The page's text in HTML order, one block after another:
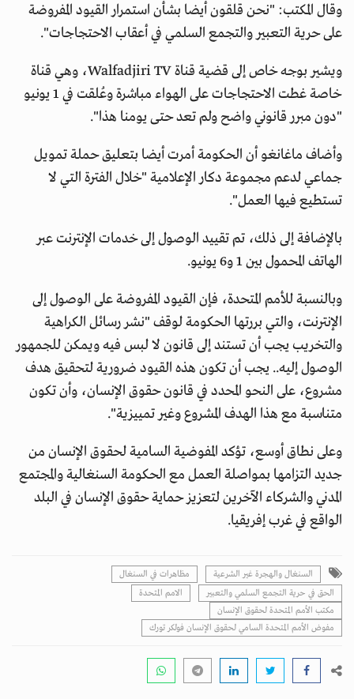
وقال المكتب: "نحن قلقون أيضا بشأن استمرار القيود المفروضة
على حرية التعبير والتجمع السلمي في أعقاب الاحتجاجات".
ويشير بوجه خاص إلى قضية قناة Walfadjiri TV، وهي قناة
خاصة غطت الاحتجاجات على الهواء مباشرة وعُلقت في 1 يونيو
"دون مبرر قانوني واضح ولم تعد حتى يومنا هذا".
وأضاف ماغانغو أن الحكومة أمرت أيضا بتعليق حملة تمويل
جماعي لدعم مجموعة دكار الإعلامية "خلال الفترة التي لا
تستطيع فيها العمل".
بالإضافة إلى ذلك، تم تقييد الوصول إلى خدمات الإنترنت عبر
الهاتف المحمول بين 1 و6 يونيو.
وبالنسبة للأمم المتحدة، فإن القيود المفروضة على الوصول إلى
الإنترنت، والتي بررتها الحكومة لوقف "نشر رسائل الكراهية
والتخريب يجب أن تستند إلى قانون لا لبس فيه ويمكن للجمهور
الوصول إليه.. يجب أن تكون هذه القيود ضرورية لتحقيق هدف
مشروع، على النحو المحدد في قانون حقوق الإنسان، وأن تكون
متناسبة مع هذا الهدف المشروع وغير تمييزية".
وعلى نطاق أوسع، تؤكد المفوضية السامية لحقوق الإنسان من
جديد التزامها بمواصلة العمل مع الحكومة السنغالية والمجتمع
المدني والشركاء الآخرين لتعزيز حماية حقوق الإنسان في البلد
الواقع في غرب إفريقيا.
السنغال والهجرة غير الشرعية
مظاهرات في السنغال
الحق في حرية التجمع السلمي والتعبير
الامم المتحدة
مكتب الأمم المتحدة لحقوق الإنسان
مفوض الأمم المتحدة السامي لحقوق الإنسان فولكر تورك